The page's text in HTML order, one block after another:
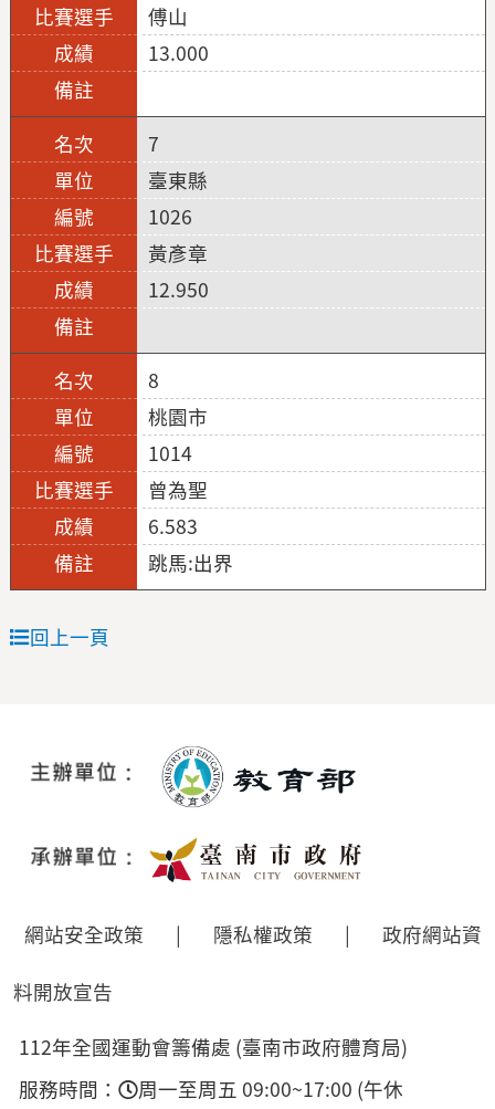
傅山
13.000
7
臺東縣
1026
黃彥章
12.950
8
桃園市
1014
曾為聖
6.583
跳馬:出界
回上一頁
網站安全政策 | 隱私權政策 | 政府網站資
料開放宣告
112年全國運動會籌備處 (臺南市政府體育局)
服務時間：
周一至周五 09:00~17:00 (午休